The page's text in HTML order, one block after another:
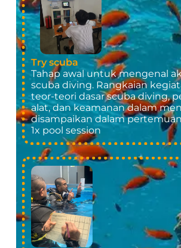
Try scuba
Tahap awal untuk mengenal
scuba diving. Rangkaian
teor-teori dasar scuba diving,
alat, dan keamanan dalam
disampaikan dalam
1x pool session